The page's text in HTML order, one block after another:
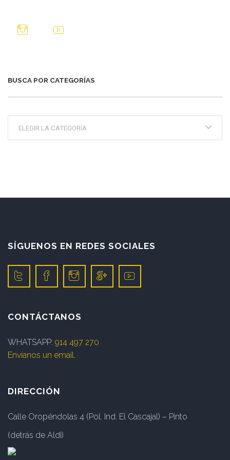
BUSCA POR CATEGORÍAS
SÍGUENOS EN REDES SOCIALES
CONTÁCTANOS
WHATSAPP: 914 497 270
Envíanos un email.
DIRECCIÓN
Calle Oropéndolas 4 (Pol. Ind. El Cascajal) – Pinto
(detrás de Aldi)